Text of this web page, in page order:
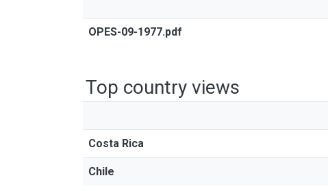
OPES-09-1977.pdf
Top country views
Costa Rica
Chile